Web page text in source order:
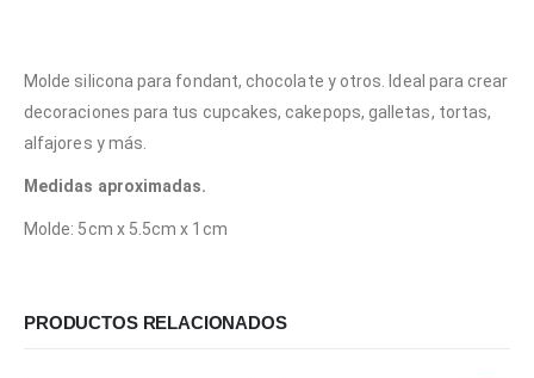
Molde silicona para fondant, chocolate y otros. Ideal para crear
decoraciones para tus cupcakes, cakepops, galletas, tortas,
alfajores y más.
Medidas aproximadas.
Molde: 5cm x 5.5cm x 1cm
PRODUCTOS RELACIONADOS